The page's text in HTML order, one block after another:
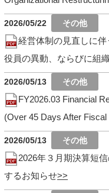
2026/05/22
経営体制の見直しに
役員の異動、ならびに組
2026/05/13
FY2026.03 Financial
(Over 45 Days After Fiscal
2026/05/13
2026年３月期決算短
するお知らせ